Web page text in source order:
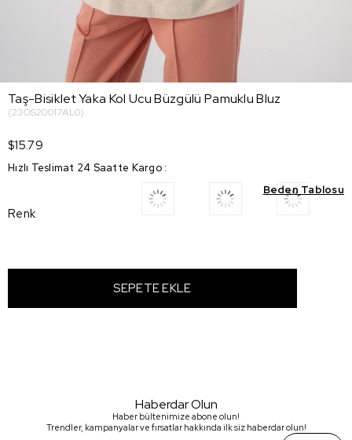
Taş-Bisiklet Yaka Kol Ucu Büzgülü Pamuklu Bluz
(23OS20017AL0)
$15.79
Hızlı Teslimat 24 Saatte Kargo :
Beden Tablosu
Renk
Haberdar Olun
Haber bültenimize abone olun!
Trendler, kampanyalar ve fırsatlar hakkında ilk siz haberdar olun!